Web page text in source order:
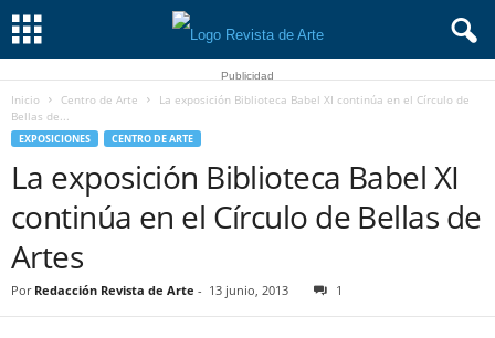
Publicidad
Inicio Centro de Arte
La exposición Biblioteca Babel XI continúa en el Círculo de
Bellas de...
EXPOSICIONES CENTRO DE ARTE
La exposición Biblioteca Babel XI
continúa en el Círculo de Bellas de
Artes
Por Redacción Revista de Arte - 13 junio, 2013 1